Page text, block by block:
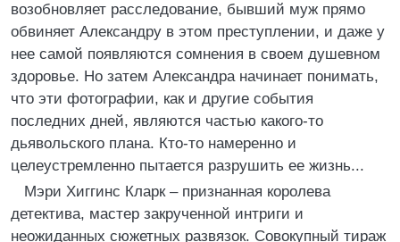
возобновляет расследование, бывший муж прямо
обвиняет Александру в этом преступлении, и даже у
нее самой появляются сомнения в своем душевном
здоровье. Но затем Александра начинает понимать,
что эти фотографии, как и другие события
последних дней, являются частью какого-то
дьявольского плана. Кто-то намеренно и
целеустремленно пытается разрушить ее жизнь...
Мэри Хиггинс Кларк – признанная королева
детектива, мастер закрученной интриги и
неожиданных сюжетных развязок. Совокупный тираж